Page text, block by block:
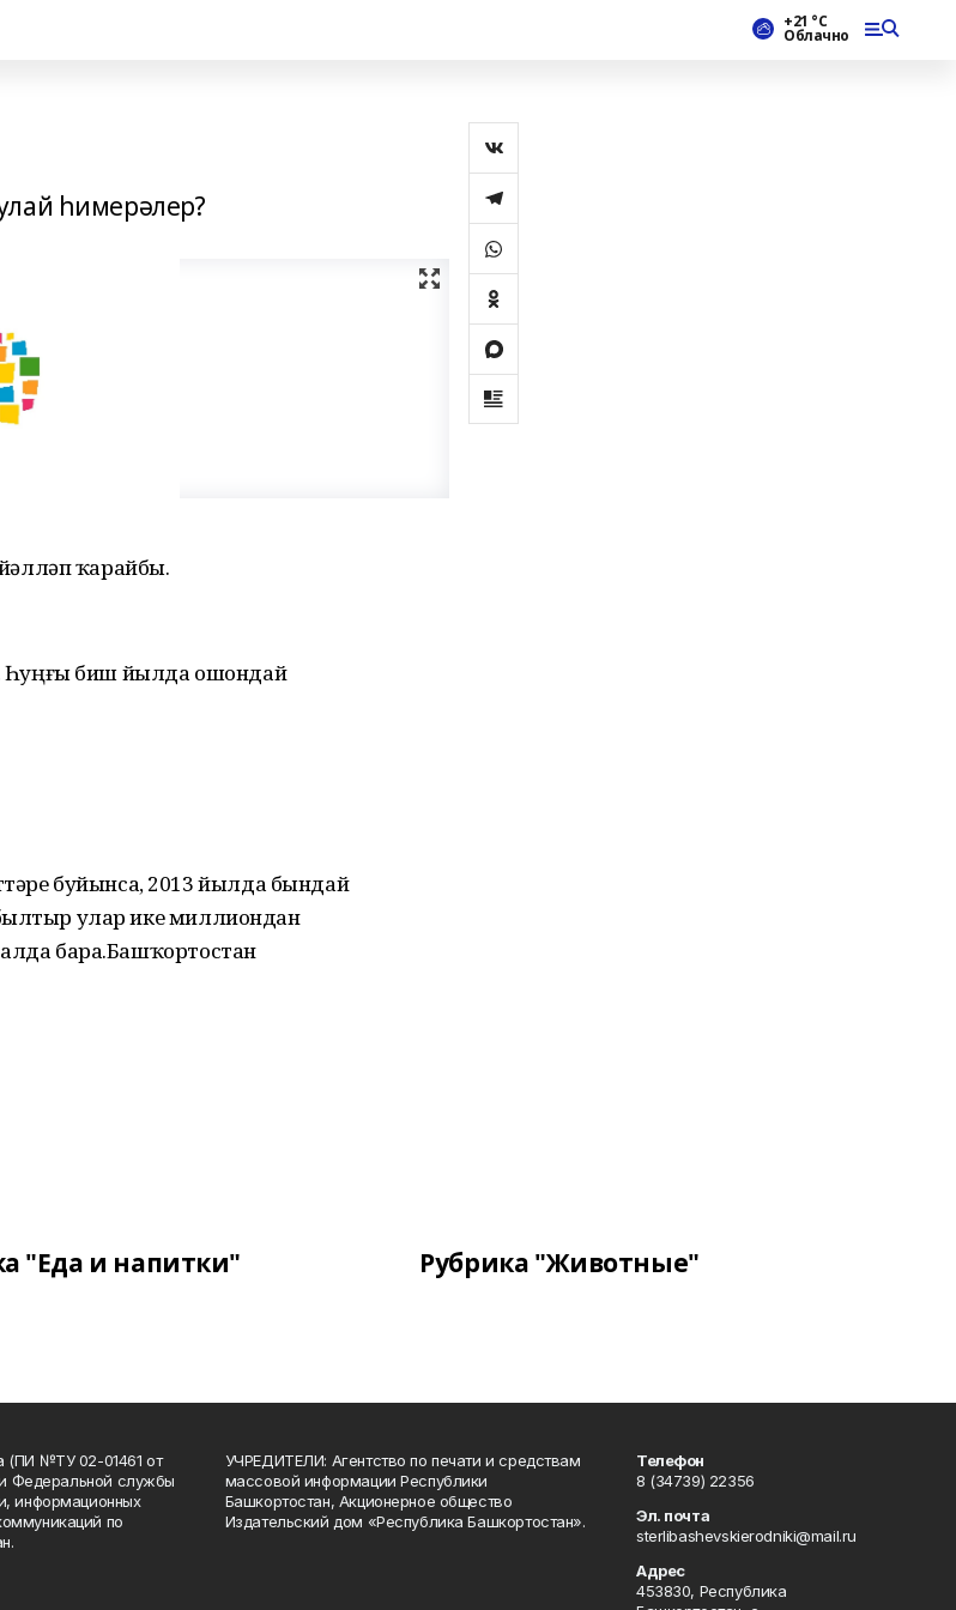
+21 °С
Облачно
һимерәлер?
ҡарайбыҙ.
Һуңғы биш йылда ошондай
буйынса, 2013 йылда бындай
улар ике миллиондан
бара.Башҡортостан
"Еда и напитки" Рубрика "Животные"
(ПИ №ТУ 02-01461 от
Федеральной службы
информационных
по
УЧРЕДИТЕЛИ: Агентство по печати и средствам
массовой информации Республики
Башкортостан, Акционерное общество
Издательский дом «Республика Башкортостан».
Телефон
8 (34739) 22356
Эл. почта
sterlibashevskierodniki@mail.ru
Адрес
453830, Республика